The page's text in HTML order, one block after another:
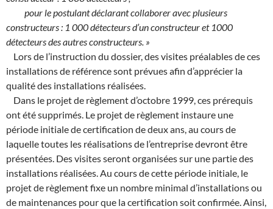
pour le postulant déclarant collaborer avec plusieurs
constructeurs : 1 000 détecteurs d’un constructeur et 1000
détecteurs des autres constructeurs. »
Lors de l’instruction du dossier, des visites préalables de ces
installations de référence sont prévues afin d’apprécier la
qualité des installations réalisées.
Dans le projet de règlement d’octobre 1999, ces prérequis
ont été supprimés. Le projet de règlement instaure une
période initiale de certification de deux ans, au cours de
laquelle toutes les réalisations de l’entreprise devront être
présentées. Des visites seront organisées sur une partie des
installations réalisées. Au cours de cette période initiale, le
projet de règlement fixe un nombre minimal d’installations ou
de maintenances pour que la certification soit confirmée. Ainsi,